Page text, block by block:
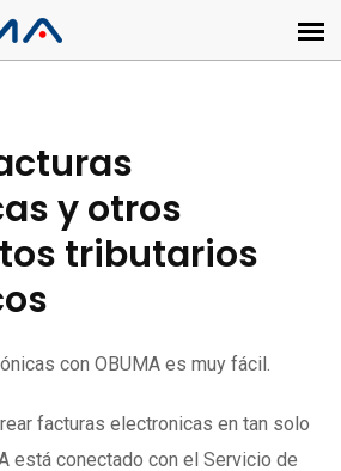
y otros
tributarios
con OBUMA es muy fácil.
facturas electronicas en tan solo
está conectado con el Servicio de